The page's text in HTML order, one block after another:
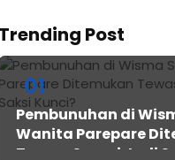
Trending Post
01
Pembunuhan di
Wanita Parepare
Tewas, Suami Jadi